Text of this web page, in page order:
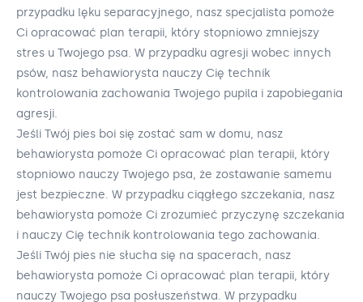
przypadku lęku separacyjnego, nasz specjalista pomoże
Ci opracować plan terapii, który stopniowo zmniejszy
stres u Twojego psa. W przypadku agresji wobec innych
psów, nasz behawiorysta nauczy Cię technik
kontrolowania zachowania Twojego pupila i zapobiegania
agresji.
Jeśli Twój pies boi się zostać sam w domu, nasz
behawiorysta pomoże Ci opracować plan terapii, który
stopniowo nauczy Twojego psa, że zostawanie samemu
jest bezpieczne. W przypadku ciągłego szczekania, nasz
behawiorysta pomoże Ci zrozumieć przyczynę szczekania
i nauczy Cię technik kontrolowania tego zachowania.
Jeśli Twój pies nie słucha się na spacerach, nasz
behawiorysta pomoże Ci opracować plan terapii, który
nauczy Twojego psa posłuszeństwa. W przypadku